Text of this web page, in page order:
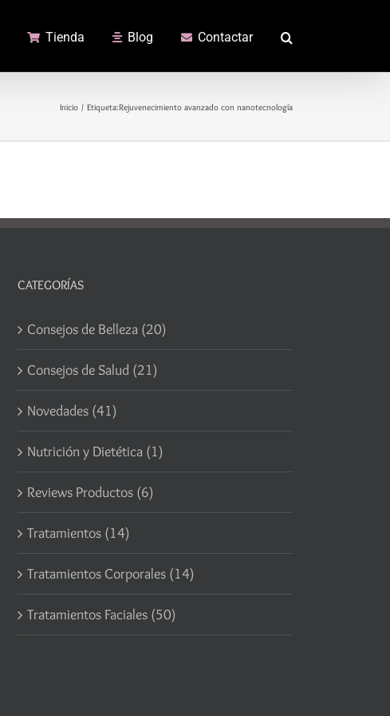
Tienda Blog Contactar
Inicio Etiqueta:Rejuvenecimiento avanzado con nanotecnología
CATEGORÍAS
Consejos de Belleza (20)
Consejos de Salud (21)
Novedades (41)
Nutrición y Dietética (1)
Reviews Productos (6)
Tratamientos (14)
Tratamientos Corporales (14)
Tratamientos Faciales (50)